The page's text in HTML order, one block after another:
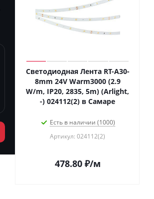
Светодиодная Лента RT-A30-
8mm 24V Warm3000 (2.9
W/m, IP20, 2835, 5m) (Arlight,
-) 024112(2) в Самаре
Есть в наличии (1000)
Артикул: 024112(2)
478.80₽/м